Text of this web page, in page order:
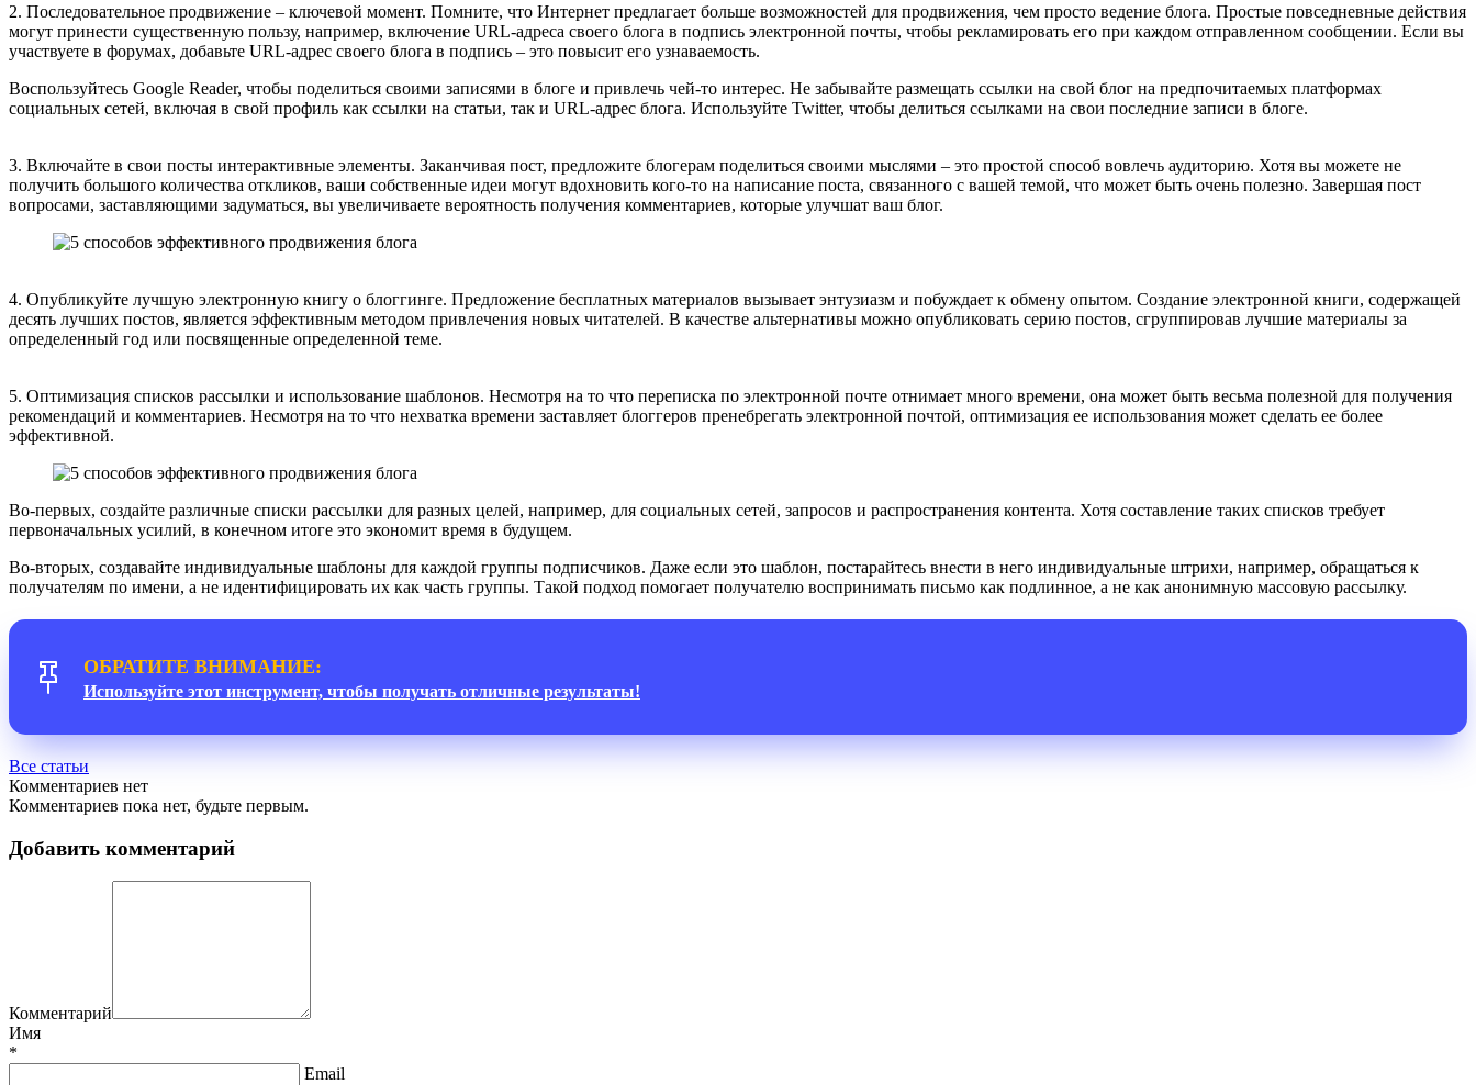
2. Последовательное продвижение – ключевой момент. Помните, что Интернет предлагает больше возможностей для продвижения, чем просто ведение блога. Простые повседневные действия
могут принести существенную пользу, например, включение URL-адреса своего блога в подпись электронной почты, чтобы рекламировать его при каждом отправленном сообщении. Если вы
участвуете в форумах, добавьте URL-адрес своего блога в подпись – это повысит его узнаваемость.
Воспользуйтесь Google Reader, чтобы поделиться своими записями в блоге и привлечь чей-то интерес. Не забывайте размещать ссылки на свой блог на предпочитаемых платформах
социальных сетей, включая в свой профиль как ссылки на статьи, так и URL-адрес блога. Используйте Twitter, чтобы делиться ссылками на свои последние записи в блоге.
3. Включайте в свои посты интерактивные элементы. Заканчивая пост, предложите блогерам поделиться своими мыслями – это простой способ вовлечь аудиторию. Хотя вы можете не
получить большого количества откликов, ваши собственные идеи могут вдохновить кого-то на написание поста, связанного с вашей темой, что может быть очень полезно. Завершая пост
вопросами, заставляющими задуматься, вы увеличиваете вероятность получения комментариев, которые улучшат ваш блог.
4. Опубликуйте лучшую электронную книгу о блоггинге. Предложение бесплатных материалов вызывает энтузиазм и побуждает к обмену опытом. Создание электронной книги, содержащей
десять лучших постов, является эффективным методом привлечения новых читателей. В качестве альтернативы можно опубликовать серию постов, сгруппировав лучшие материалы за
определенный год или посвященные определенной теме.
5. Оптимизация списков рассылки и использование шаблонов. Несмотря на то что переписка по электронной почте отнимает много времени, она может быть весьма полезной для получения
рекомендаций и комментариев. Несмотря на то что нехватка времени заставляет блоггеров пренебрегать электронной почтой, оптимизация ее использования может сделать ее более
эффективной.
Во-первых, создайте различные списки рассылки для разных целей, например, для социальных сетей, запросов и распространения контента. Хотя составление таких списков требует
первоначальных усилий, в конечном итоге это экономит время в будущем.
Во-вторых, создавайте индивидуальные шаблоны для каждой группы подписчиков. Даже если это шаблон, постарайтесь внести в него индивидуальные штрихи, например, обращаться к
получателям по имени, а не идентифицировать их как часть группы. Такой подход помогает получателю воспринимать письмо как подлинное, а не как анонимную массовую рассылку.
ОБРАТИТЕ ВНИМАНИЕ:
Используйте этот инструмент, чтобы получать отличные результаты!
Все статьи
Комментариев нет
Комментариев пока нет, будьте первым.
Добавить комментарий
Комментарий
Имя
*
Email